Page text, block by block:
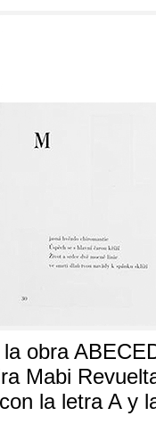
obra
Mabi
con la letra A y